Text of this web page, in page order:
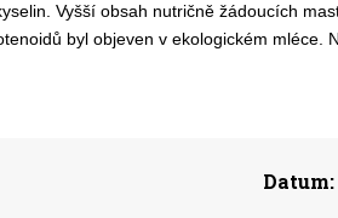
Vyšší obsah nutričně žádoucích
byl objeven v ekologickém mléce.
Datum: